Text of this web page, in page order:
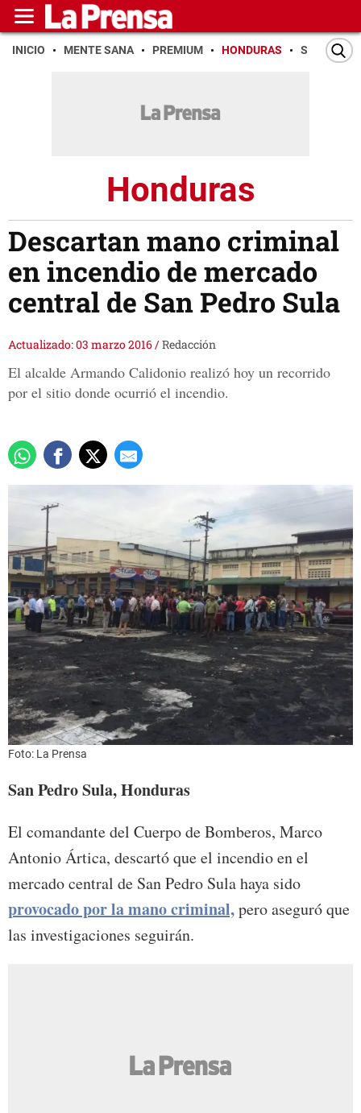
INICIO MENTE SANA PREMIUM HONDURAS SAN PEDRO
Honduras
Descartan mano criminal
en incendio de mercado
central de San Pedro Sula
Actualizado: 03 marzo 2016/Redacción
El alcalde Armando Calidonio realizó hoy un recorrido
por el sitio donde ocurrió el incendio.
Foto: La Prensa
San Pedro Sula, Honduras
El comandante del Cuerpo de Bomberos, Marco
Antonio Ártica, descartó que el incendio en el
mercado central de San Pedro Sula haya sido
provocado por la mano criminal,pero aseguró que
las investigaciones seguirán.